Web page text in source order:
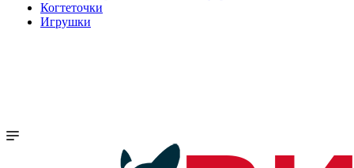
Когтеточки
Игрушки